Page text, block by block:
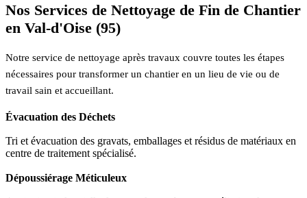
Nos Services de Nettoyage de Fin de Chantier
en Val-d'Oise (95)
Notre service de nettoyage après travaux couvre toutes les étapes
nécessaires pour transformer un chantier en un lieu de vie ou de
travail sain et accueillant.
Évacuation des Déchets
Tri et évacuation des gravats, emballages et résidus de matériaux en
centre de traitement spécialisé.
Dépoussiérage Méticuleux